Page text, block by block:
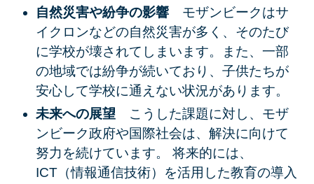
自然災害や紛争の影響 モザンビークはサ
イクロンなどの自然災害が多く、そのたび
に学校が壊されてしまいます。また、一部
の地域では紛争が続いており、子供たちが
安心して学校に通えない状況があります。
未来への展望
こうした課題に対し、モザ
ンビーク政府や国際社会は、解決に向けて
努力を続けています。 将来的には、
ICT（情報通信技術）を活用した教育の導入